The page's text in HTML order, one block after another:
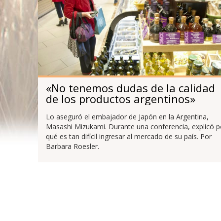
«No tenemos dudas de la calidad
de los productos argentinos»
Lo aseguró el embajador de Japón en la Argentina,
Masashi Mizukami. Durante una conferencia, explicó
qué es tan difícil ingresar al mercado de su país. Por
Barbara Roesler.